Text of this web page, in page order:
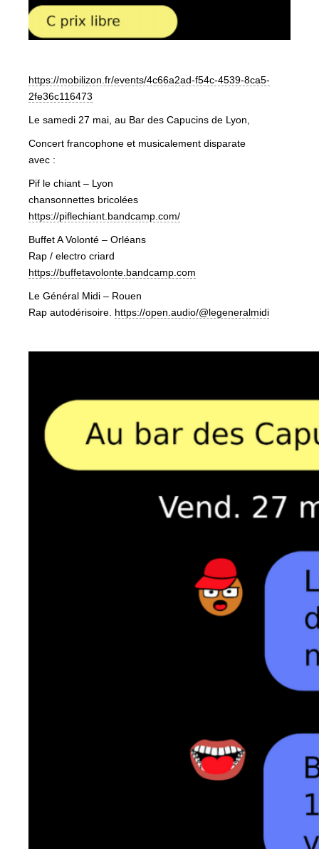
https://mobilizon.fr/events/4c66a2ad-f54c-4539-8ca5-
2fe36c116473
Le samedi 27 mai, au Bar des Capucins de Lyon,
Concert francophone et musicalement disparate
avec :
Pif le chiant – Lyon
chansonnettes bricolées
https://piflechiant.bandcamp.com/
Buffet A Volonté – Orléans
Rap / electro criard
https://buffetavolonte.bandcamp.com
Le Général Midi – Rouen
Rap autodérisoire. https://open.audio/@legeneralmidi